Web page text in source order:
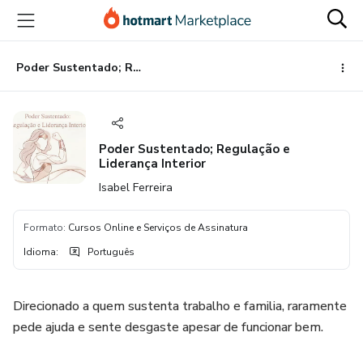
para
conteúdo
principal
para
pagamento
para
rodapé
Poder Sustentado; Regulação e Liderança Interior
Poder Sustentado; Regulação e
Liderança Interior
Isabel Ferreira
Formato: Cursos Online e Serviços de Assinatura
Idioma: Português
Direcionado a quem sustenta trabalho e familia, raramente
pede ajuda e sente desgaste apesar de funcionar bem.